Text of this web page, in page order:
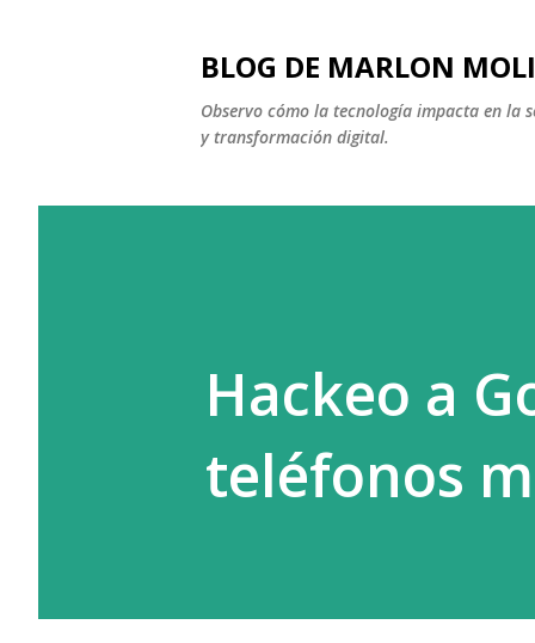
BLOG DE MARLON
Observo cómo la tecnología impacta en la
y transformación digital.
Hackeo a
teléfonos